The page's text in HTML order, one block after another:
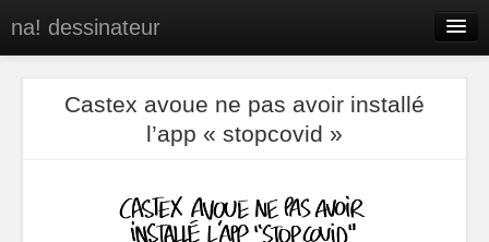
na! dessinateur
PresseCastex avoue ne pas avoir installé
l’app « stopcovid »